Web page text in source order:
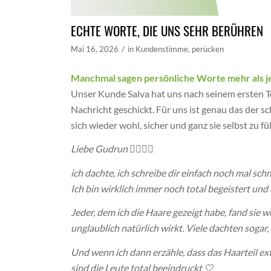
ECHTE WORTE, DIE UNS SEHR BERÜHREN
Mai 16, 2026 / in Kundenstimme, perücken
Manchmal sagen persönliche Worte mehr als
Unser Kunde Salva hat uns nach seinem ersten
Nachricht geschickt. Für uns ist genau das der
sich wieder wohl, sicher und ganz sie selbst zu
Liebe Gudrun 💇🏼‍♀️✨
ich dachte, ich schreibe dir einfach noch mal
Ich bin wirklich immer noch total begeistert
Jeder, dem ich die Haare gezeigt habe, fand sie
unglaublich natürlich wirkt. Viele dachten
Und wenn ich dann erzähle, dass das Haarteil
sind die Leute total beeindruckt 🤍